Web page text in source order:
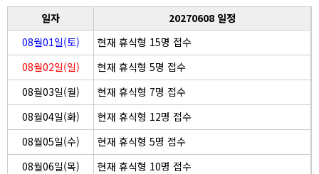
일자
20270608 일정
08월01일(토)
현재 휴식형 15명 접수
08월02일(일)
현재 휴식형 5명 접수
08월03일(월)
현재 휴식형 7명 접수
08월04일(화)
현재 휴식형 12명 접수
08월05일(수)
현재 휴식형 5명 접수
08월06일(목)
현재 휴식형 10명 접수